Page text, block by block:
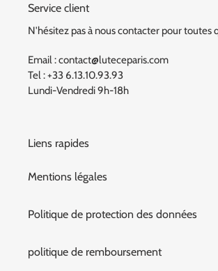
Service client
N'hésitez pas à nous contacter pour toutes
Email : contact@luteceparis.com
Tel : +33 6.13.10.93.93
Lundi-Vendredi 9h-18h
Liens rapides
Mentions légales
Politique de protection des données
politique de remboursement